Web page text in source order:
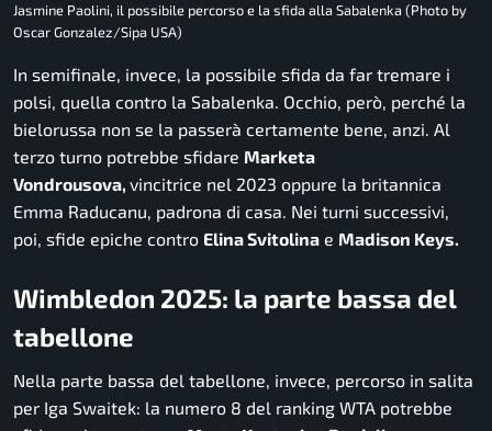
Jasmine Paolini, il possibile percorso e la sfida alla Sabalenka (Photo by
Oscar Gonzalez/Sipa USA)
In semifinale, invece, la possibile sfida da far tremare i
polsi, quella contro la Sabalenka. Occhio, però, perché la
bielorussa non se la passerà certamente bene, anzi. Al
terzo turno potrebbe sfidare Marketa
Vondrousova, vincitrice nel 2023 oppure la britannica
Emma Raducanu, padrona di casa. Nei turni successivi,
poi, sfide epiche contro Elina Svitolina e Madison Keys.
Wimbledon 2025: la parte bassa del
tabellone
Nella parte bassa del tabellone, invece, percorso in salita
per Iga Swaitek: la numero 8 del ranking WTA potrebbe